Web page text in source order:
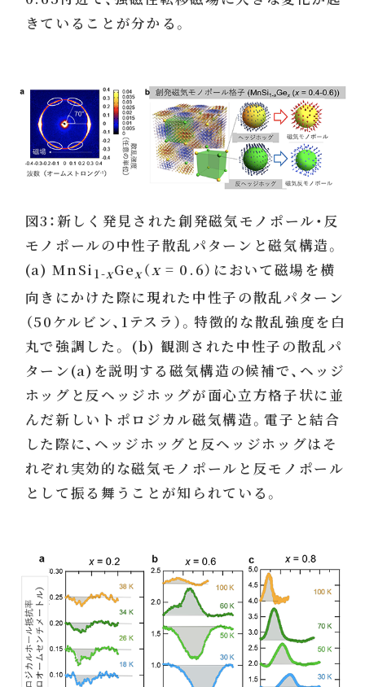
きていることが分かる。
図3：新しく発見された創発磁気モノポール・反
モノポールの中性子散乱パターンと磁気構造。
(a) MnSi 1-xGex（x= 0.6）において磁場を横
向きにかけた際に現れた中性子の散乱パターン
（50ケルビン、1テスラ）。特徴的な散乱強度を白
丸で強調した。 (b) 観測された中性子の散乱パ
ターン(a)を説明する磁気構造の候補で、ヘッジ
ホッグと反ヘッジホッグが面心立方格子状に並
んだ新しいトポロジカル磁気構造。電子と結合
した際に、ヘッジホッグと反ヘッジホッグはそ
れぞれ実効的な磁気モノポールと反モノポール
として振る舞うことが知られている。